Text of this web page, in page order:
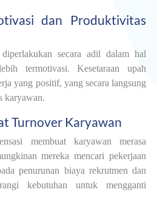
dan Produktivitas
secara adil dalam hal
termotivasi. Kesetaraan upah
yang positif, yang secara langsung
karyawan.
Turnover Karyawan
membuat karyawan merasa
mereka mencari pekerjaan
penurunan biaya rekrutmen dan
kebutuhan untuk mengganti